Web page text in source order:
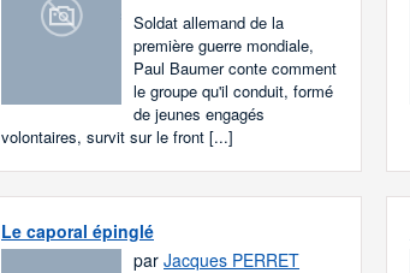
Soldat allemand de la
première guerre mondiale,
Paul Baumer conte comment
le groupe qu'il conduit, formé
de jeunes engagés
volontaires, survit sur le front [...]
Le caporal épinglé
parJacques PERRET